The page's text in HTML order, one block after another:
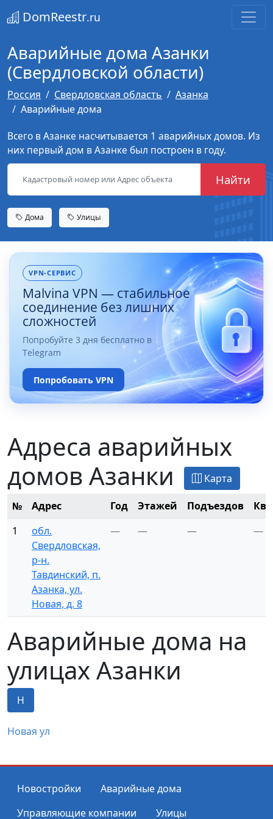
DomReestr.ru
Аварийные дома Азанки
(Свердловской области)
Россия Свердловская область
Азанка
Аварийные дома
Всего в Азанке насчитывается 1 аварийных домов. Из
них первый дом в Азанке был построен в году.
Найти
Дома Улицы
VPN-СЕРВИС
Malvina VPN — стабильное
соединение без лишних
сложностей
Попробуйте 3 дня бесплатно в
Telegram
Попробовать VPN
Адреса аварийных
домов Азанки
Карта
№ Адрес Год Этажей Подъездов
1
обл.
Свердловская,
р-н.
Тавдинский, п.
Азанка, ул.
Новая, д. 8
— — — —
Аварийные дома на
улицах Азанки
Н
Новая ул
Новостройки
Аварийные дома
Управляющие компании
Улицы